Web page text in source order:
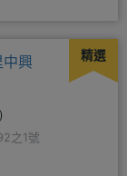
精選
興
之1號